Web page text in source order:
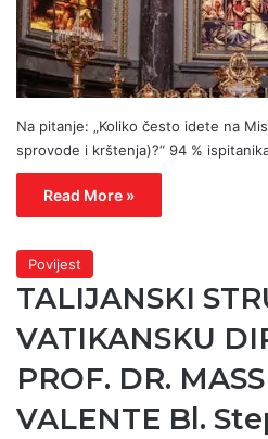
Na pitanje: „Koliko često idete na
sprovode i krštenja)?“ 94 %
Read More »
Povijest
TALIJANSKI
VATIKANSKU
PROF. DR.
VALENTE Bl.